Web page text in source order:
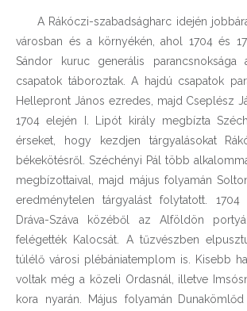
A Rákóczi-szabadságharc idején
városban és a környékén, ahol 1704 és
Sándor kuruc generális parancsnoksága
csapatok táboroztak. A hajdú csapatok
Hellepront János ezredes, majd Cseplész
1704 elején I. Lipót király megbízta
érseket, hogy kezdjen tárgyalásokat
békekötésről. Széchényi Pál több
megbízottaival, majd május folyamán
eredménytelen tárgyalást folytatott. 1704
Dráva-Száva közéből az Alföldön
felégették Kalocsát. A tűzvészben
túlélő városi plébániatemplom is. Kisebb
voltak még a közeli Ordasnál, illetve
kora nyarán. Május folyamán